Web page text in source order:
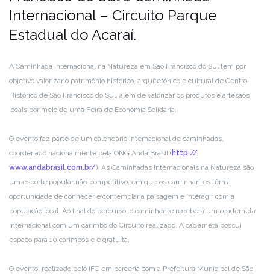
Internacional – Circuito Parque
Estadual do Acaraí.
A Caminhada Internacional na Natureza em São Francisco do Sul tem por
objetivo valorizar o patrimônio histórico, arquitetônico e cultural de Centro
Histórico de São Francisco do Sul, além de valorizar os produtos e artesãos
locais por meio de uma Feira de Economia Solidária.
O evento faz parte de um calendário internacional de caminhadas,
coordenado nacionalmente pela ONG Anda Brasil ( http://
www.andabrasil.com.br/). As Caminhadas Internacionais na Natureza são
um esporte popular não-competitivo, em que os caminhantes têm a
oportunidade de conhecer e contemplar a paisagem e interagir com a
população local. Ao final do percurso, o caminhante receberá uma caderneta
internacional com um carimbo do Circuito realizado. A caderneta possui
espaço para 10 carimbos e é gratuita.
O evento, realizado pelo IFC em parceria com a Prefeitura Municipal de São